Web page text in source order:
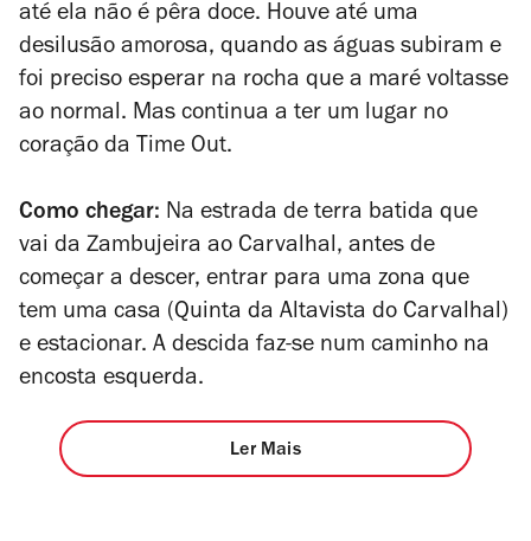
até ela não é pêra doce. Houve até uma
desilusão amorosa, quando as águas subiram e
foi preciso esperar na rocha que a maré voltasse
ao normal. Mas continua a ter um lugar no
coração da Time Out.
Como chegar: Na estrada de terra batida que
vai da Zambujeira ao Carvalhal, antes de
começar a descer, entrar para uma zona que
tem uma casa (Quinta da Altavista do Carvalhal)
e estacionar. A descida faz-se num caminho na
encosta esquerda.
Ler Mais